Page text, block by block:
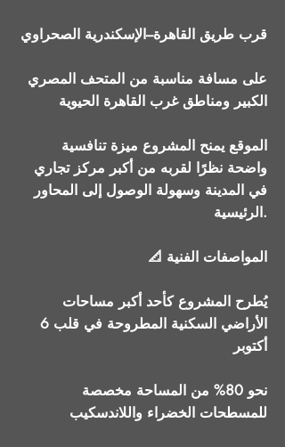
قرب طريق القاهرة–الإسكندرية الصحراوي
على مسافة مناسبة من المتحف المصري
الكبير ومناطق غرب القاهرة الحيوية
الموقع يمنح المشروع ميزة تنافسية
واضحة نظرًا لقربه من أكبر مركز تجاري
في المدينة وسهولة الوصول إلى المحاور
الرئيسية.
📐 المواصفات الفنية
يُطرح المشروع كأحد أكبر مساحات
الأراضي السكنية المطروحة في قلب 6
أكتوبر
نحو 80% من المساحة مخصصة
للمسطحات الخضراء واللاندسكيب